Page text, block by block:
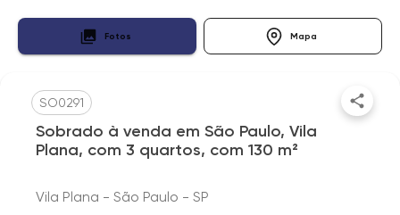
Fotos Mapa
SO0291
Sobrado à venda em São Paulo, Vila
Plana, com 3 quartos, com 130 m²
Vila Plana - São Paulo - SP